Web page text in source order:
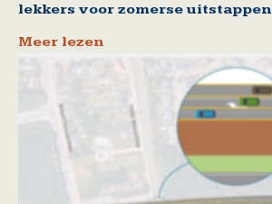
lekkers voor zomerse uitstappen
Meer lezen